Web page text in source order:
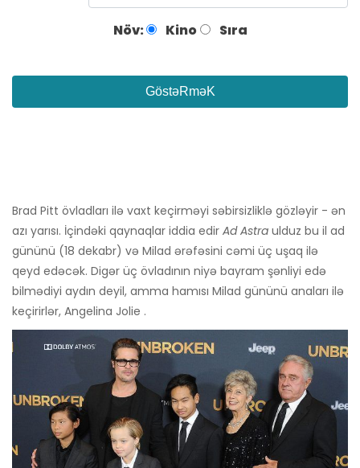
Növ: Kino Sıra
GöstəRməK
Brad Pitt övladları ilə vaxt keçirməyi səbirsizliklə gözləyir - ən
azı yarısı. İçindəki qaynaqlar iddia edir Ad Astra ulduz bu il ad
gününü (18 dekabr) və Milad ərəfəsini cəmi üç uşaq ilə
qeyd edəcək. Digər üç övladının niyə bayram şənliyi edə
bilmədiyi aydın deyil, amma hamısı Milad gününü anaları ilə
keçirirlər, Angelina Jolie .